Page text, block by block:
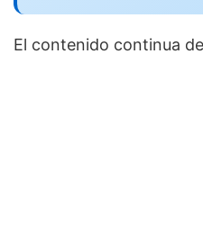
El contenido continua